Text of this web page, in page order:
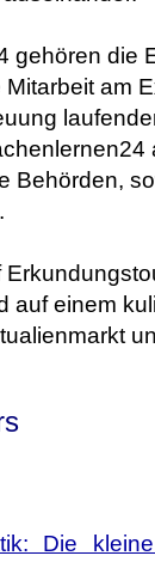
gehören die
am
Behörden,
auf einem
Die